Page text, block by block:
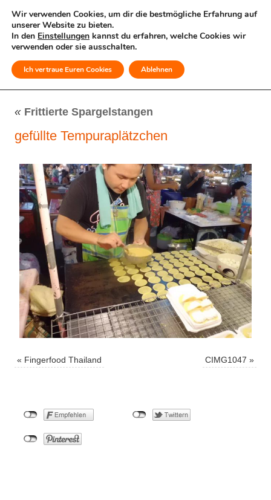
MENÜ
« Frittierte Spargelstangen
gefüllte Tempuraplätzchen
« Fingerfood Thailand CIMG1047 »
Wir verwenden Cookies, um dir die bestmögliche Erfahrung auf
unserer Website zu bieten.
In den Einstellungen kannst du erfahren, welche Cookies wir
verwenden oder sie ausschalten.
Ich vertraue Euren Cookies Ablehnen